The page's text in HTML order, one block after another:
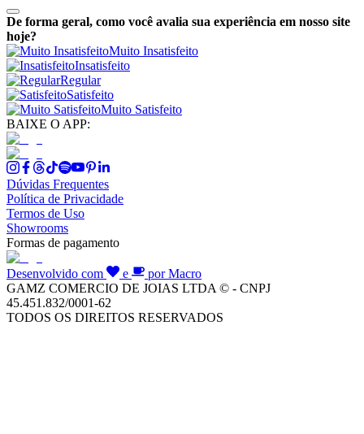
De forma geral, como você avalia sua experiência em nosso site
hoje?
Muito Insatisfeito
Insatisfeito
Regular
Satisfeito
Muito Satisfeito
BAIXE O APP:
Dúvidas Frequentes
Política de Privacidade
Termos de Uso
Showrooms
Formas de pagamento
Desenvolvido com e
por Macro
GAMZ COMERCIO DE JOIAS LTDA © - CNPJ
45.451.832/0001-62
TODOS OS DIREITOS RESERVADOS